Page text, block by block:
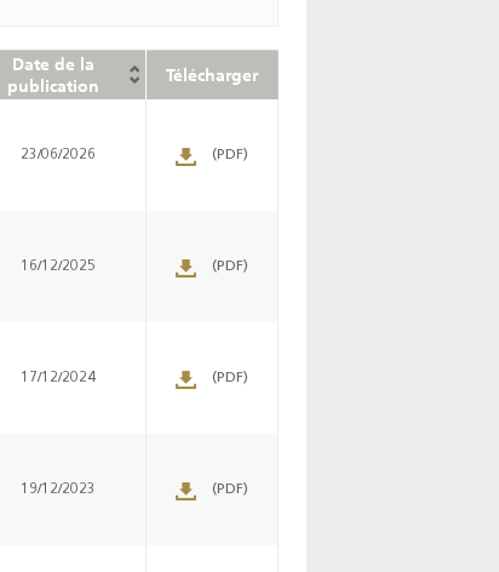
Date de la
publication
Télécharger
23/06/2026 (PDF)
16/12/2025 (PDF)
17/12/2024 (PDF)
19/12/2023 (PDF)